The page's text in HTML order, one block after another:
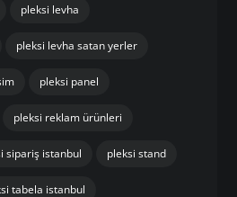
pleksi levha
pleksi levha satan yerler
pleksi panel
pleksi reklam ürünleri
sipariş istanbul pleksi stand
tabela istanbul